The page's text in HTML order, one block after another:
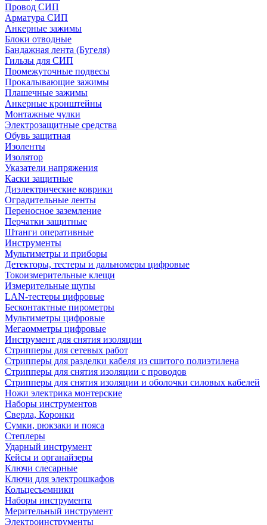
Провод СИП
Арматура СИП
Анкерные зажимы
Блоки отводные
Бандажная лента (Бугеля)
Гильзы для СИП
Промежуточные подвесы
Прокалывающие зажимы
Плашечные зажимы
Анкерные кронштейны
Монтажные чулки
Электрозащитные средства
Обувь защитная
Изоленты
Изолятор
Указатели напряжения
Каски защитные
Диэлектрические коврики
Оградительные ленты
Переносное заземление
Перчатки защитные
Штанги оперативные
Инструменты
Мультиметры и приборы
Детекторы, тестеры и дальномеры цифровые
Токоизмерительные клещи
Измерительные щупы
LAN-тестеры цифровые
Бесконтактные пирометры
Мультиметры цифровые
Мегаомметры цифровые
Инструмент для снятия изоляции
Стрипперы для сетевых работ
Стрипперы для разделки кабеля из сшитого полиэтилена
Cтрипперы для снятия изоляции с проводов
Стрипперы для снятия изоляции и оболочки силовых кабелей
Ножи электрика монтерские
Наборы инструментов
Сверла, Коронки
Сумки, рюкзаки и пояса
Степлеры
Ударный инструмент
Кейсы и органайзеры
Ключи слесарные
Ключи для электрошкафов
Кольцесъемники
Наборы инструмента
Мерительный инструмент
Электроинструменты